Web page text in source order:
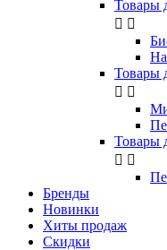
Товары
 
Товары
 
Товары
 
Бренды
Новинки
Хиты продаж
Скидки